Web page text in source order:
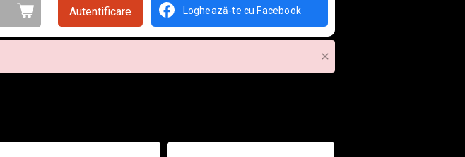
Autentificare Loghează-te cu Facebook